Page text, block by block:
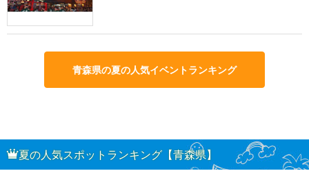
青森県の夏の人気イベントランキング
夏の人気スポットランキング【青森県】